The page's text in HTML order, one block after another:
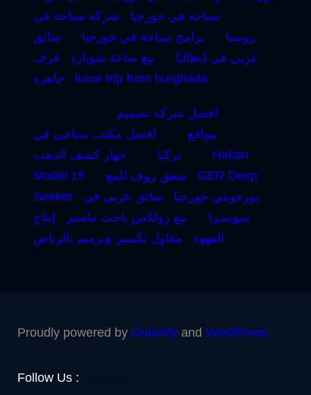
سياحة في جورجيا
شركة سياحة في
روسيا
برامج سياحة في جورجيا
سائق
عربي في إيطاليا
بيع ساعة شوبارد
غرف
جاهزة
luxor trip from hurghada
افضل شركة تصميم
مواقع
افضل مكتب سياحي في
تركيا
جهاز كشف الذهب
Hakan
Model 15
شقق روف للبيع
GER Deep
Seeker
بورجومي جورجيا
سائق عربي في
سويسرا
بيع رولكس ياخت ماستر
إنتاج
القهوة
مقاول تكسير وترميم بالرياض
Proudly powered by Gutenify and WordPress.
Follow Us :